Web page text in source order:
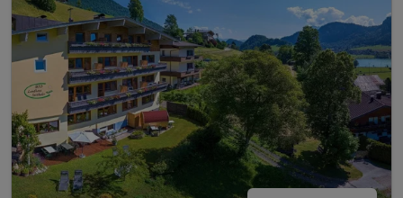
inkl. Sauna, Dampfbad & Ruheraum
inkl. Infrarotkabine
inkl. kostenloser Parkplatz & W-LAN Nutzung
Tipp: Massagen & Wellnessbehandlungen im Haus
Tipp: herrliches Wander-Gebiet 700-2000 Meereshöhe
Tipp: Glasmacherkunst in der Schauhütte bei Riedel